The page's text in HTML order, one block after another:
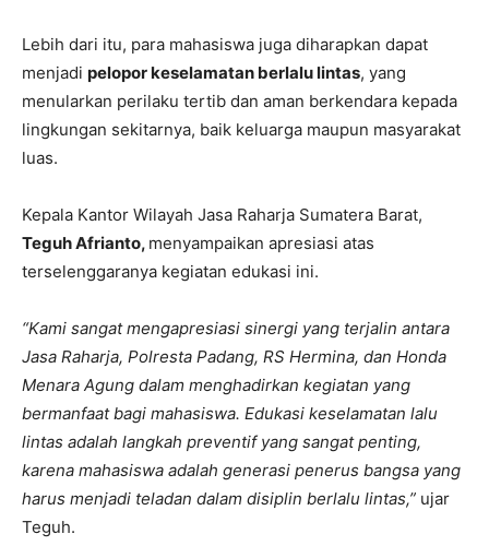
Lebih dari itu, para mahasiswa juga diharapkan dapat
menjadi pelopor keselamatan berlalu lintas, yang
menularkan perilaku tertib dan aman berkendara kepada
lingkungan sekitarnya, baik keluarga maupun masyarakat
luas.
Kepala Kantor Wilayah Jasa Raharja Sumatera Barat,
Teguh Afrianto, menyampaikan apresiasi atas
terselenggaranya kegiatan edukasi ini.
“Kami sangat mengapresiasi sinergi yang terjalin antara
Jasa Raharja, Polresta Padang, RS Hermina, dan Honda
Menara Agung dalam menghadirkan kegiatan yang
bermanfaat bagi mahasiswa. Edukasi keselamatan lalu
lintas adalah langkah preventif yang sangat penting,
karena mahasiswa adalah generasi penerus bangsa yang
harus menjadi teladan dalam disiplin berlalu lintas,” ujar
Teguh.